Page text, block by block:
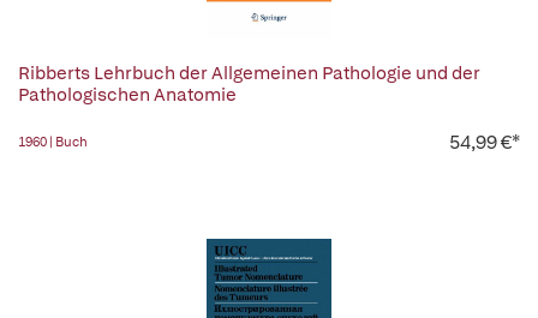
Ribberts Lehrbuch der Allgemeinen Pathologie und der
Pathologischen Anatomie
1960 | Buch 54,99 €*